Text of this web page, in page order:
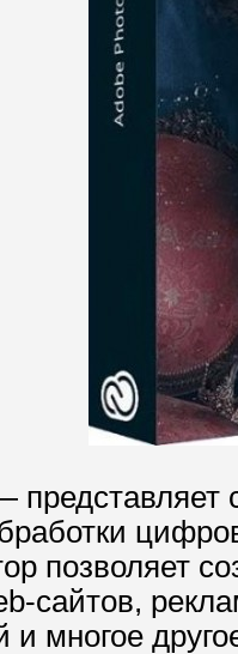
представляет
позволяет
сайтов,
многое